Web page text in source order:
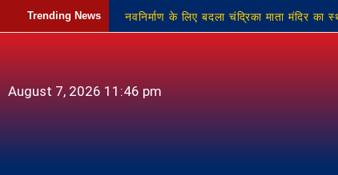
Trending News नवनिर्माण के लिए बदला चंद्रिका माता मंदिर का
August 7, 2026 11:46 pm